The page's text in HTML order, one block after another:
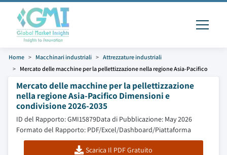
Home Macchinari industriali
Attrezzature industriali
Mercato delle macchine per la pellettizzazione nella regione Asia-Pacifico
Mercato delle macchine per la pellettizzazione
nella regione Asia-Pacifico Dimensioni e
condivisione 2026-2035
ID del Rapporto: GMI15879Data di Pubblicazione: May 2026
Formato del Rapporto: PDF/Excel/Dashboard/Piattaforma
Scarica Il PDF Gratuito